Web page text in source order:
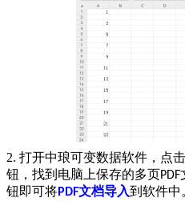
2. 打开中琅可变数据软件，点
钮，找到电脑上保存的多页PDF
钮即可将PDF文档导入到软件中